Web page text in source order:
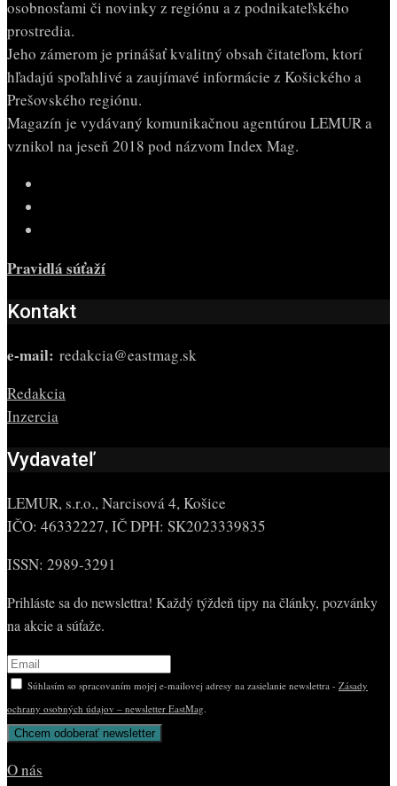
osobnosťami či novinky z regiónu a z podnikateľského
prostredia.
Jeho zámerom je prinášať kvalitný obsah čitateľom, ktorí
hľadajú spoľahlivé a zaujímavé informácie z Košického a
Prešovského regiónu.
Magazín je vydávaný komunikačnou agentúrou LEMUR a
vznikol na jeseň 2018 pod názvom Index Mag.
Pravidlá súťaží
Kontakt
e-mail: redakcia@eastmag.sk
Redakcia
Inzercia
Vydavateľ
LEMUR, s.r.o., Narcisová 4, Košice
IČO: 46332227, IČ DPH: SK2023339835
ISSN: 2989-3291
Prihláste sa do newslettra! Každý týždeň tipy na články, pozvánky
na akcie a súťaže.
Súhlasím so spracovaním mojej e-mailovej adresy na zasielanie newslettra - Zásady
ochrany osobných údajov – newsletter EastMag.
O nás